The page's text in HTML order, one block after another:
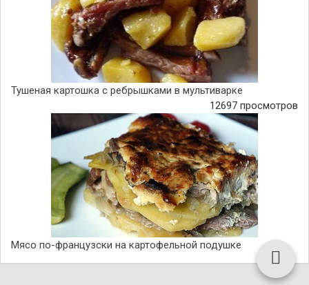
Тушеная картошка с ребрышками в мультиварке
12697 просмотров
Мясо по-французски на картофельной подушке